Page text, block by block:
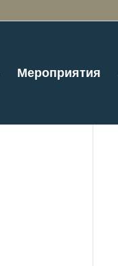
Мероприятия